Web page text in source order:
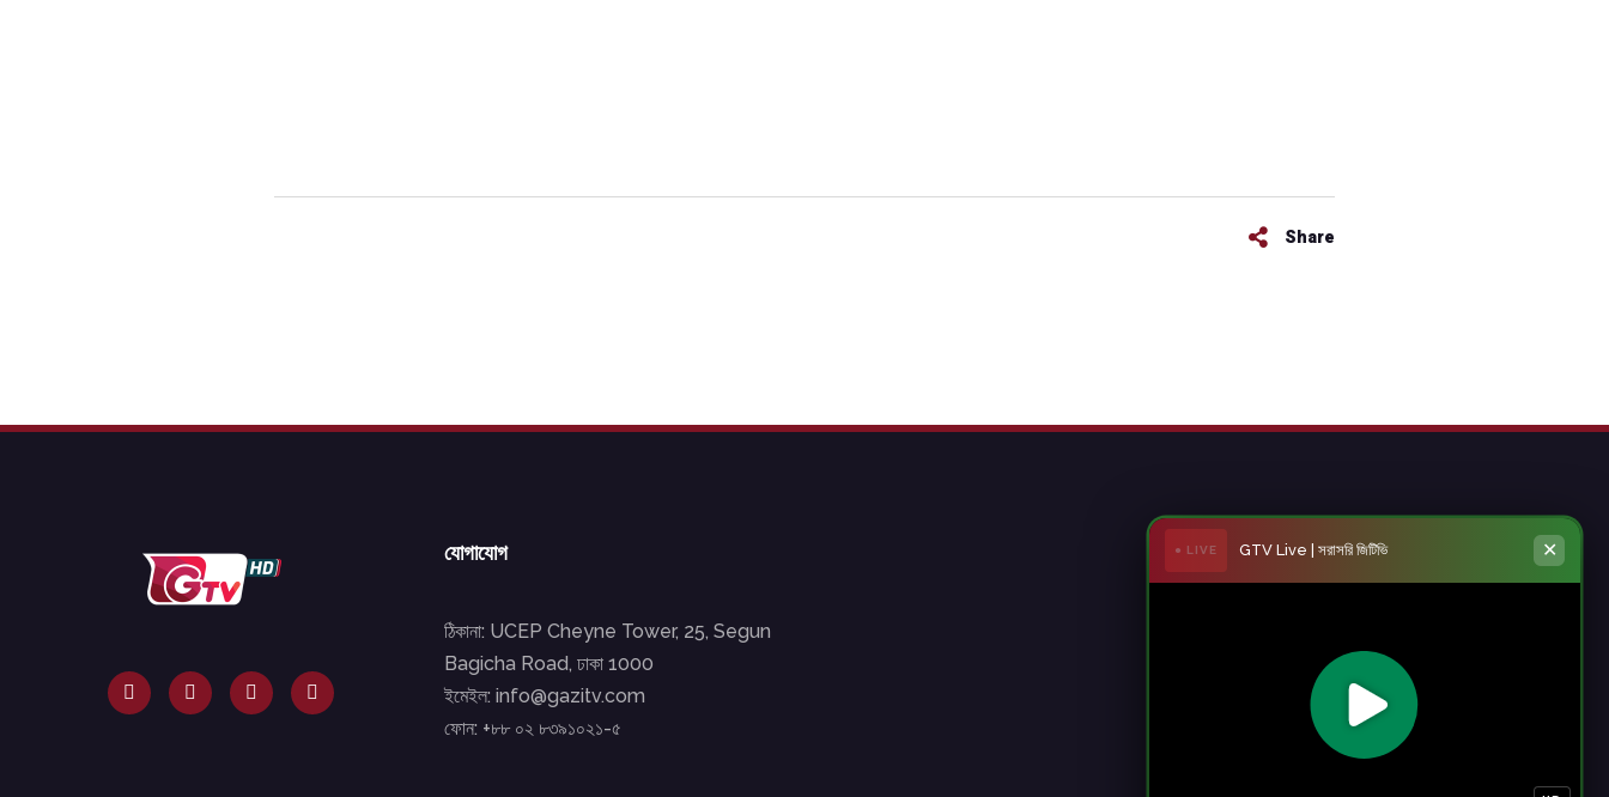
Share
যোগাযোগ
ঠিকানা: UCEP Cheyne Tower, 25, Segun
Bagicha Road, ঢাকা 1000
ইমেইল: info@gazitv.com
ফোন: +৮৮ ০২ ৮৩৯১০২১-৫
● LIVE GTV Live | সরাসরি জিটিভি ✕